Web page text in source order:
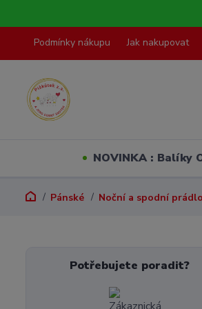
Podmínky nákupu Jak nakupovat
NOVINKA : Balíky
Pánské Noční a spodní prádlo
Potřebujete poradit?